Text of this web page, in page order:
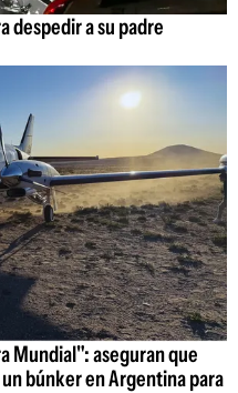
despedir a su padre
Mundial": aseguran que
búnker en Argentina para